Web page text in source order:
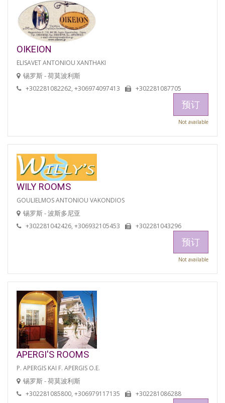
OIKEION
ELISAVET ANTONIOU XANTHAKI
锡罗斯 - 荷莫波利斯
+302281082262, +306974097413 +302281087705
预订
Not available
WILY ROOMS
GOULIELMOS ANTONIOU VAKONDIOS
锡罗斯 - 波斯多尼亚
+302281042426, +306932105453 +302281043296
预订
Not available
APERGI'S ROOMS
P. APERGIS KAI F. APERGIS O.E.
锡罗斯 - 荷莫波利斯
+302281085800, +306979117135 +302281086288